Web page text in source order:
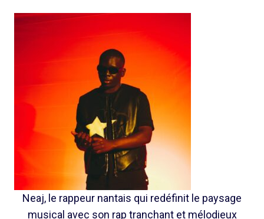
Neaj, le rappeur nantais qui redéfinit le paysage
musical avec son rap tranchant et mélodieux